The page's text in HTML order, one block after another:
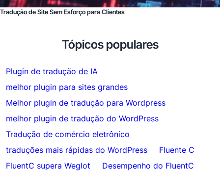
Tradução de Site Sem Esforço para Clientes
Tópicos populares
Plugin de tradução de IA
melhor plugin para sites grandes
Melhor plugin de tradução para Wordpress
melhor plugin de tradução do WordPress
Tradução de comércio eletrônico
traduções mais rápidas do WordPress
Fluente C
FluentC supera Weglot
Desempenho do FluentC